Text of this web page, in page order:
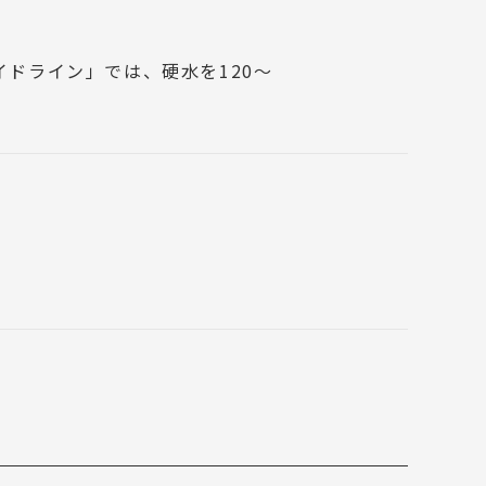
ライン」では、硬水を120～